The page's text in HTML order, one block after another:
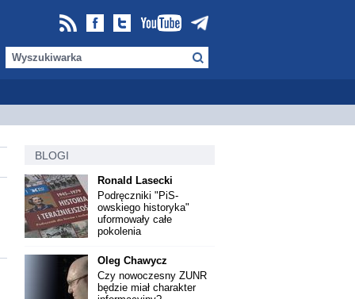
BLOGI
Ronald Lasecki
Podręczniki "PiS-
owskiego historyka"
uformowały całe
pokolenia
Oleg Chawycz
Czy nowoczesny ZUNR
będzie miał charakter